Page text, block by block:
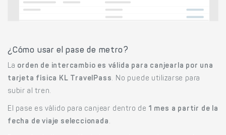
¿Cómo usar el pase de metro?
La orden de intercambio es válida para canjearla por una
tarjeta física KL TravelPass. No puede utilizarse para
subir al tren.
El pase es válido para canjear dentro de 1 mes a partir de la
fecha de viaje seleccionada .